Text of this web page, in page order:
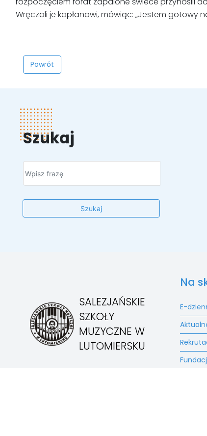
Wręczali je kapłanowi, mówiąc: „Jestem gotowy
Powrót
Szukaj
SALEZJAŃSKIE
SZKOŁY
MUZYCZNE W
LUTOMIERSKU
Na
E-